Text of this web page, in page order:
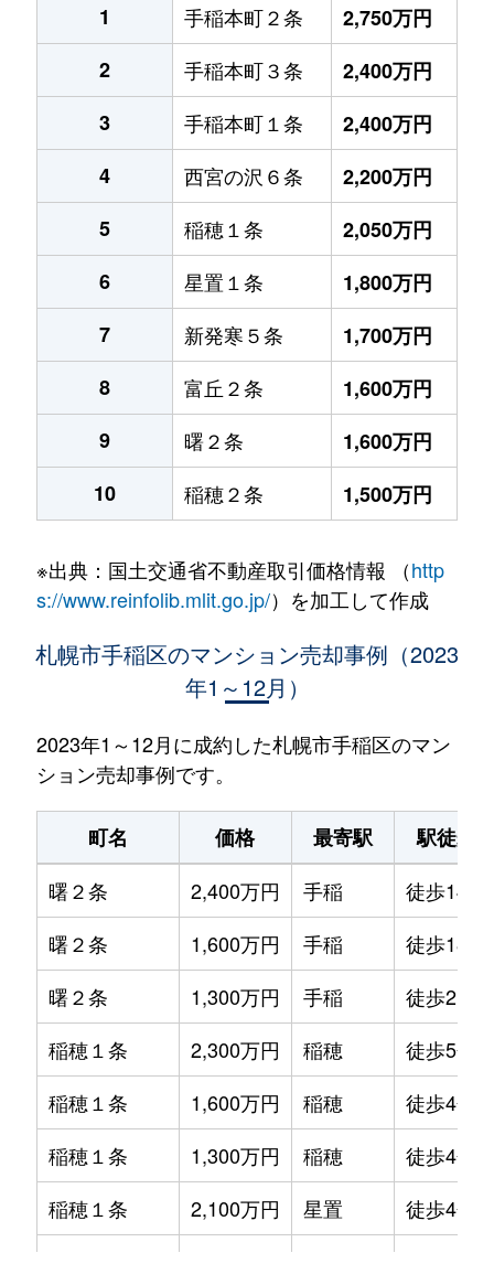
1
手稲本町２条
2,750万円
2
手稲本町３条
2,400万円
3
手稲本町１条
2,400万円
4
西宮の沢６条
2,200万円
5
稲穂１条
2,050万円
6
星置１条
1,800万円
7
新発寒５条
1,700万円
8
富丘２条
1,600万円
9
曙２条
1,600万円
10
稲穂２条 1,500万円
※出典：国土交通省不動産取引価格情報 （http
s://www.reinfolib.mlit.go.jp/）を加工して作成
札幌市手稲区のマンション売却事例（2023
年1～12月）
2023年1～12月に成約した札幌市手稲区のマン
ション売却事例です。
町名 価格 最寄駅
駅徒歩
曙２条
2,400万円 手稲
徒歩14分
曙２条
1,600万円 手稲
徒歩18分
曙２条
1,300万円 手稲
徒歩21分
稲穂１条
2,300万円 稲穂
徒歩5分
稲穂１条
1,600万円 稲穂
徒歩4分
稲穂１条
1,300万円 稲穂
徒歩4分
稲穂１条
2,100万円 星置
徒歩4分